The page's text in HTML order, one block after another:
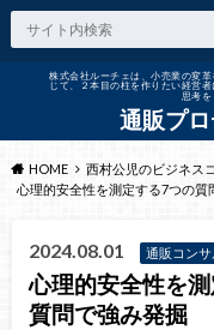
株式会社ルーチェは、小売業の変
じて、２本目の柱を作りたい経営
思考
通販プ
HOME 西村公児のビジネス
心理的安全性を測定する7つの
2024.08.01 通販コンサ
心理的安全性を
質問で強み発掘